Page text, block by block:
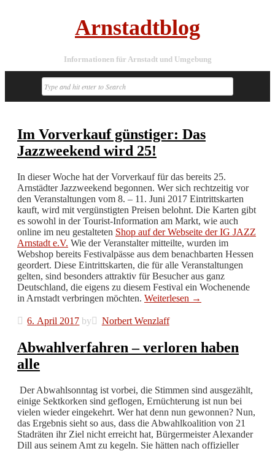
Arnstadtblog
Informationen für Arnstadt und Umgebung
Im Vorverkauf günstiger: Das
Jazzweekend wird 25!
In dieser Woche hat der Vorverkauf für das bereits 25.
Arnstädter Jazzweekend begonnen. Wer sich rechtzeitig vor
den Veranstaltungen vom 8. – 11. Juni 2017 Eintrittskarten
kauft, wird mit vergünstigten Preisen belohnt. Die Karten gibt
es sowohl in der Tourist-Information am Markt, wie auch
online im neu gestalteten Shop auf der Webseite der IG JAZZ
Arnstadt e.V. Wie der Veranstalter mitteilte, wurden im
Webshop bereits Festivalpässe aus dem benachbarten Hessen
geordert. Diese Eintrittskarten, die für alle Veranstaltungen
gelten, sind besonders attraktiv für Besucher aus ganz
Deutschland, die eigens zu diesem Festival ein Wochenende
in Arnstadt verbringen möchten. Weiterlesen →
6. April 2017 by Norbert Wenzlaff
Abwahlverfahren – verloren haben
alle
Der Abwahlsonntag ist vorbei, die Stimmen sind ausgezählt,
einige Sektkorken sind geflogen, Ernüchterung ist nun bei
vielen wieder eingekehrt. Wer hat denn nun gewonnen? Nun,
das Ergebnis sieht so aus, dass die Abwahlkoalition von 21
Stadräten ihr Ziel nicht erreicht hat, Bürgermeister Alexander
Dill aus seinem Amt zu kegeln. Sie hätten nach offizieller